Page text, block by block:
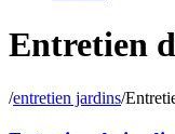
Entretien
/entretien jardins/